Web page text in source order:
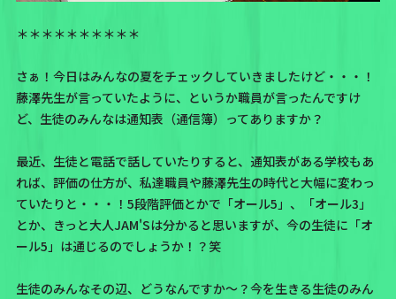
＊＊＊＊＊＊＊＊＊＊
さぁ！今日はみんなの夏をチェックしていきましたけど・・・！
藤澤先生が言っていたように、というか職員が言ったんですけ
ど、生徒のみんなは通知表（通信簿）ってありますか？
最近、生徒と電話で話していたりすると、通知表がある学校もあ
れば、評価の仕方が、私達職員や藤澤先生の時代と大幅に変わっ
ていたりと・・・！5段階評価とかで「オール5」、「オール3」
とか、きっと大人JAM'Sは分かると思いますが、今の生徒に「オ
ール5」は通じるのでしょうか！？笑
生徒のみんなその辺、どうなんですか～？今を生きる生徒のみん